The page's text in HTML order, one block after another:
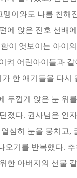
이와도 나름 친해
에 앉은 진호 선배
이 엿보이는 아이
켜 어린아이들과
한 얘기들을 다시
두껍게 앉은 눈 위
졌다. 권사님은 인
심히 눈을 뭉치고,
오기를 반복했다. 추
한 아버지의 선물